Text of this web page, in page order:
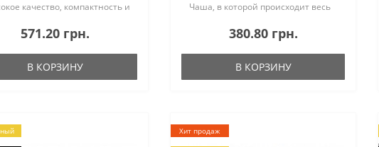
качество, компактность и
любой интерьер.
вариант кофемолки для
571.20 грн.
В КОРЗИНУ
Чаша, в которой происходит весь
стали, что гарантирует ее
380.80 грн.
В КОРЗИНУ
Хит продаж